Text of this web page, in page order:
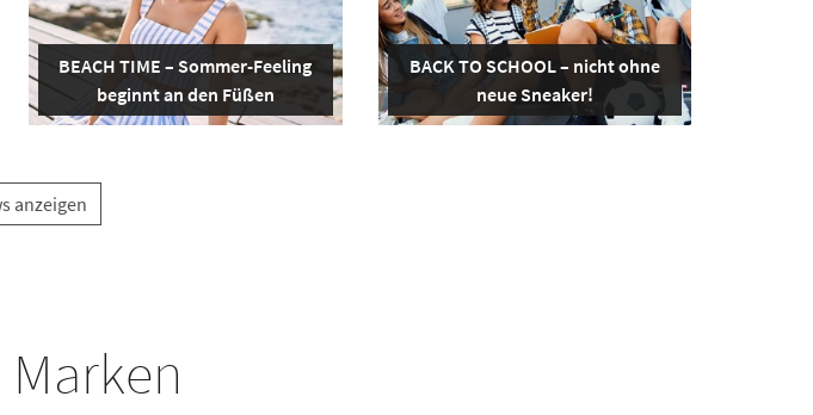
BEACH TIME – Sommer-Feeling
beginnt an den Füßen
BACK TO SCHOOL – nicht ohne
neue Sneaker!
anzeigen